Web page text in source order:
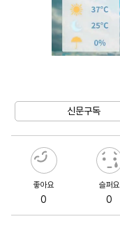
신문구독
좋아요
0
슬퍼요
0